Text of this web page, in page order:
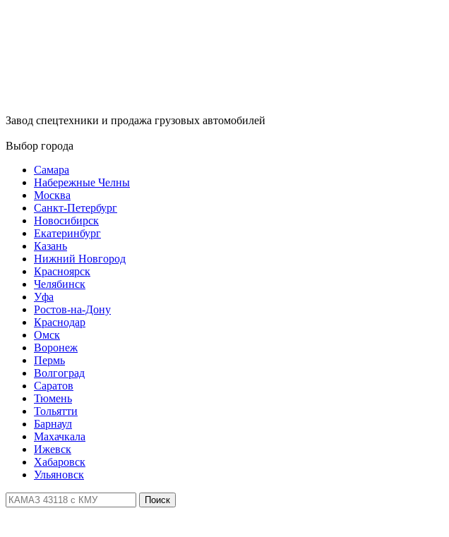
Завод спецтехники и продажа грузовых автомобилей
Выбор города
Самара
Набережные Челны
Москва
Санкт-Петербург
Новосибирск
Екатеринбург
Казань
Нижний Новгород
Красноярск
Челябинск
Уфа
Ростов-на-Дону
Краснодар
Омск
Воронеж
Пермь
Волгоград
Саратов
Тюмень
Тольятти
Барнаул
Махачкала
Ижевск
Хабаровск
Ульяновск
Поиск